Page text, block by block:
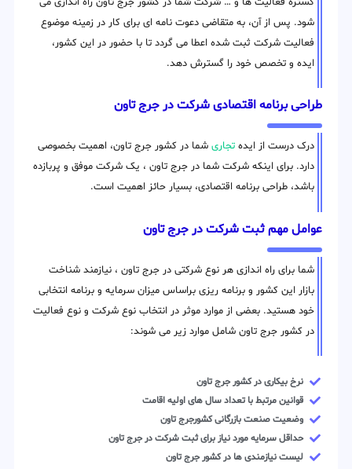
شود. پس از آن، به متقاضی دعوت نامه ای برای کار در زمینه موضوع
فعالیت شرکت ثبت شده اعطا می گردد تا با حضور در این کشور،
ایده و تخصص خود را گسترش دهد.
طراحی برنامه اقتصادی شرکت در جرج تاون
درک درست از ایده تجاری شما در کشور جرج تاون، اهمیت بخصوصی
دارد. برای اینکه شرکت شما در جرج تاون ، یک شرکت موفق و پربازده
باشد، طراحی برنامه اقتصادی، بسیار حائز اهمیت است.
عوامل مهم ثبت شرکت در جرج تاون
شما برای راه اندازی هر نوع شرکتی در جرج تاون ، نیازمند شناخت
بازار این کشور و برنامه ریزی براساس میزان سرمایه و برنامه انتخابی
خود هستید. بعضی از موارد موثر در انتخاب نوع شرکت و نوع فعالیت
در کشور جرج تاون شامل موارد زیر می شوند:
نرخ بیکاری در کشور جرج تاون
قوانین مرتبط با تعداد سال های اولیه اقامت
وضعیت صنعت بازرگانی کشورجرج تاون
حداقل سرمایه مورد نیاز برای ثبت شرکت در جرج تاون
لیست نیازمندی ها در کشور جرج تاون